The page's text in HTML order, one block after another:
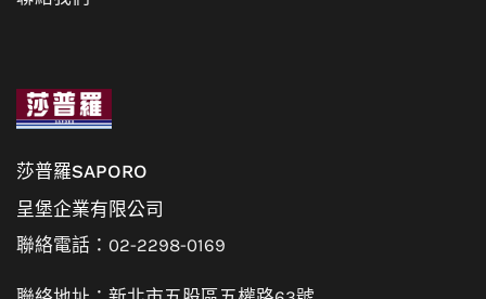
莎普羅SAPORO
呈堡企業有限公司
聯絡電話：02-2298-0169